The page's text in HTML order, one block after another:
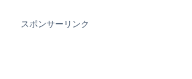
スポンサーリンク